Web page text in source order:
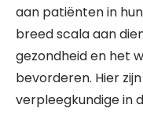
aan patiënten in
breed scala aan
gezondheid en het
bevorderen. Hier
verpleegkundige in